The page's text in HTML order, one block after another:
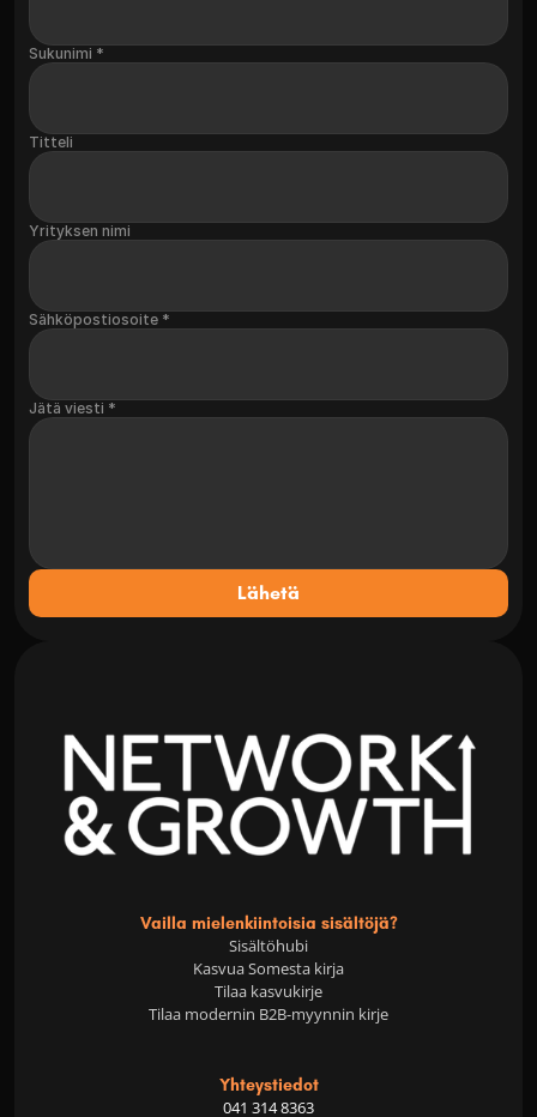
Sukunimi *
Titteli
Yrityksen nimi
Sähköpostiosoite *
Jätä viesti *
Lähetä
Vailla mielenkiintoisia sisältöjä?
Sisältöhubi
Kasvua Somesta kirja
Tilaa kasvukirje
Tilaa modernin B2B-myynnin kirje
Yhteystiedot
041 314 8363